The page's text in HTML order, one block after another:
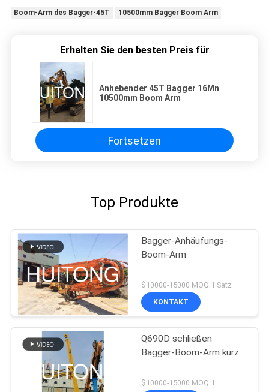
Boom-Arm des Bagger-45T 10500mm Bagger Boom Arm
Erhalten Sie den besten Preis für
Anhebender 45T Bagger 16Mn
10500mm Boom Arm
Fortsetzen
Top Produkte
Bagger-Anhäufungs-
Boom-Arm
$10000-15000 MOQ:1 Satz
KONTAKT
Q690D schließen
Bagger-Boom-Arm kurz
$10000-15000 MOQ:1